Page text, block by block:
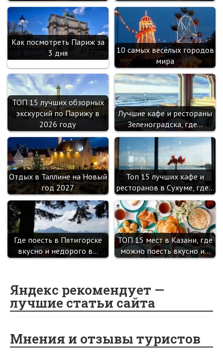
Как посмотреть Париж за
3 дня
10 самых весёлых городов
мира
ТОП 15 лучших обзорных
экскурсий по Парижу в
2026 году
Лучшие кафе и рестораны
Зеленоградска, где…
Отдых в Таллине на Новый
год 2027
Топ 15 лучших кафе и
ресторанов в Сухуме, где…
Где поесть в Пятигорске
вкусно и недорого в…
ТОП 15 мест в Казани, где
можно поесть вкусно и…
Яндекс рекомендует —
лучшие статьи сайта
Мнения и отзывы туристов